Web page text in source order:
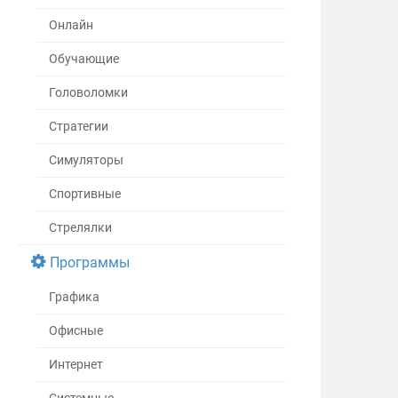
Онлайн
Обучающие
Головоломки
Стратегии
Симуляторы
Спортивные
Стрелялки
Программы
Графика
Офисные
Интернет